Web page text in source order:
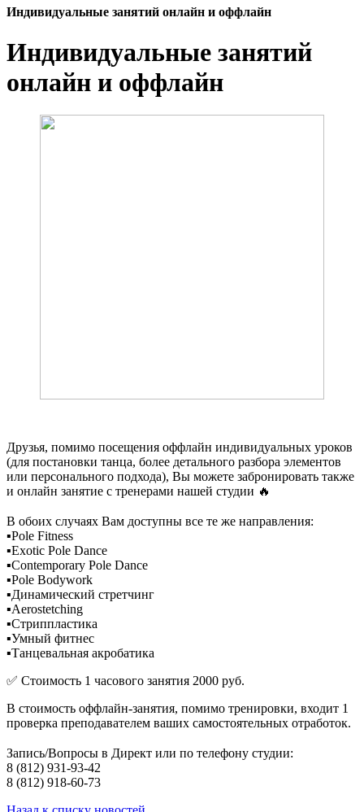
Индивидуальные занятий онлайн и оффлайн
Индивидуальные занятий
онлайн и оффлайн
Друзья, помимо посещения оффлайн индивидуальных уроков
(для постановки танца, более детального разбора элементов
или персонального подхода), Вы можете забронировать также
и онлайн занятие с тренерами нашей студии 🔥
В обоих случаях Вам доступны все те же направления:
▪Pole Fitness
▪Exotic Pole Dance
▪Contemporary Pole Dance
▪Pole Bodywork
▪Динамический стретчинг
▪Aerostetching
▪Стриппластика
▪Умный фитнес
▪Танцевальная акробатика
✅ Стоимость 1 часового занятия 2000 руб.
В стоимость оффлайн-занятия, помимо тренировки, входит 1
проверка преподавателем ваших самостоятельных отработок.
Запись/Вопросы в Директ или по телефону студии:
8 (812) 931-93-42
8 (812) 918-60-73